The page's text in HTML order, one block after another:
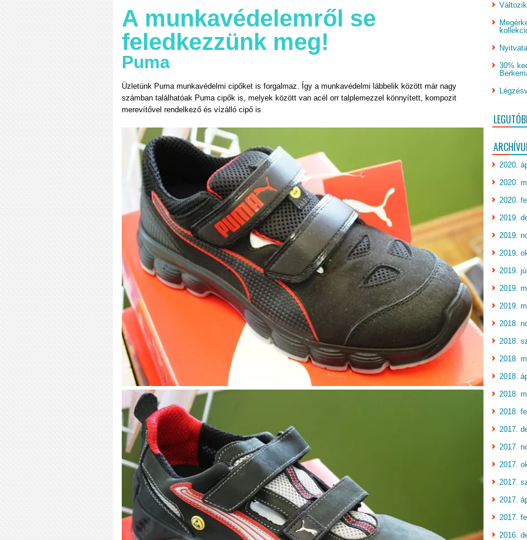
A munkavédelemről se
feledkezzünk meg!
Puma
Üzletünk Puma munkavédelmi cipőket is forgalmaz. Így a munkavédelmi lábbelik között már nagy
számban találhatóak Puma cipők is, melyek között van acél orr talplemezzel könnyített, kompozit
merevítővel rendelkező és vízálló cipő is
30%
2020.
2020.
2020.
2019.
2019.
2019.
2019.
2019.
2019.
2018.
2018.
2018.
2018.
2018.
2018.
2017.
2017.
2017.
2017.
2017.
2017.
2016.